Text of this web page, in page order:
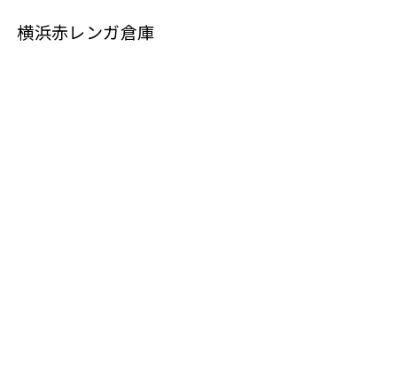
横浜赤レンガ倉庫